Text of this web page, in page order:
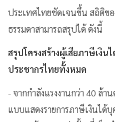
ประเทศไทยชัดเจนขึ้น สถิติข
ธรรมดาสามารถสรุปได้ ดังนี้
สรุปโครงสร้างผู้เสียภาษีเงิน
ประชากรไทยทั้งหมด
- จากกำลังแรงงานกว่า 40 ล้
แบบแสดงรายการภาษีเงินได้บุ